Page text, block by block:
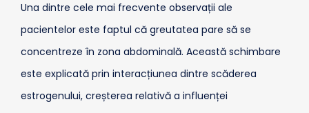
Una dintre cele mai frecvente observații ale
pacientelor este faptul că greutatea pare să se
concentreze în zona abdominală. Această schimbare
este explicată prin interacțiunea dintre scăderea
estrogenului, creșterea relativă a influenței